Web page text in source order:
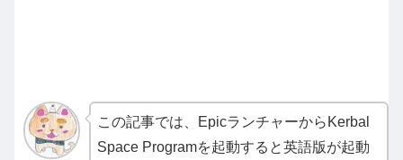
この記事では、EpicランチャーからKerbal
Space Programを起動すると英語版が起動